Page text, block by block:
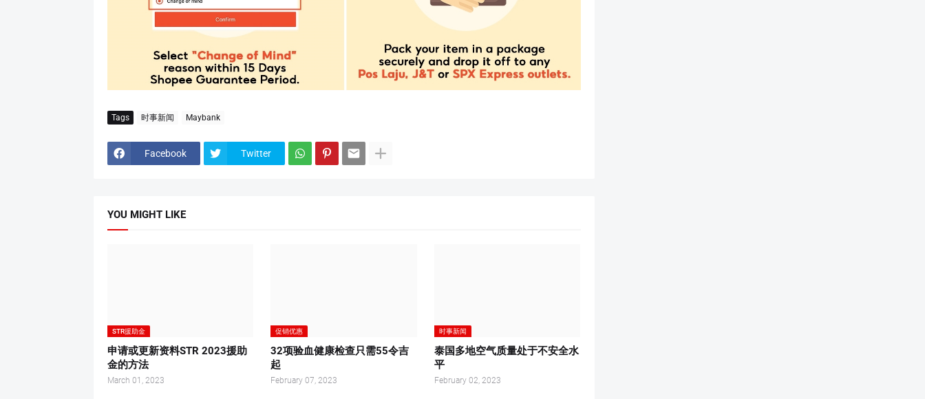
Tags 时事新闻 Maybank
Facebook Twitter
YOU MIGHT LIKE
STR援助金
申请或更新资料STR 2023援助
金的方法
March 01, 2023
促销优惠
32项验血健康检查只需55令吉
起
February 07, 2023
时事新闻
泰国多地空气质量处于不安全水
平
February 02, 2023